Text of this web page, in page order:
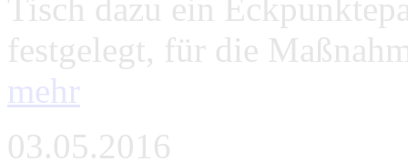
Tisch dazu ein
festgelegt, für die
mehr
03.05.2016